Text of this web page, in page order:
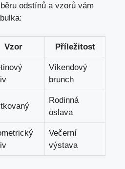
odstínů a vzorů vám
Vzor Příležitost
Víkendový
brunch
Rodinná
oslava
Večerní
výstava